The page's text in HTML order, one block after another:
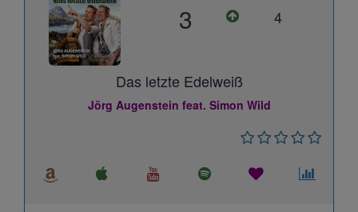
3 4
Das letzte Edelweiß
Jörg Augenstein feat. Simon Wild